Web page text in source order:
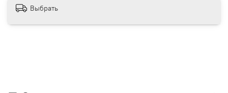
Выбрать